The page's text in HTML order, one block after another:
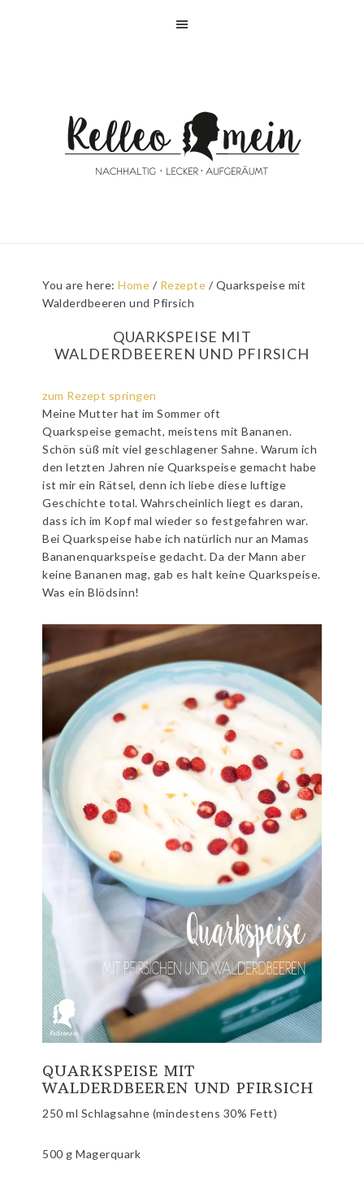
You are here:Home / Rezepte / Quarkspeise mit
Walderdbeeren und Pfirsich
QUARKSPEISE MIT
WALDERDBEEREN UND PFIRSICH
zum Rezept springen
Meine Mutter hat im Sommer oft
Quarkspeise gemacht, meistens mit Bananen.
Schön süß mit viel geschlagener Sahne. Warum ich
den letzten Jahren nie Quarkspeise gemacht habe
ist mir ein Rätsel, denn ich liebe diese luftige
Geschichte total. Wahrscheinlich liegt es daran,
dass ich im Kopf mal wieder so festgefahren war.
Bei Quarkspeise habe ich natürlich nur an Mamas
Bananenquarkspeise gedacht. Da der Mann aber
keine Bananen mag, gab es halt keine Quarkspeise.
Was ein Blödsinn!
QUARKSPEISE MIT
WALDERDBEEREN UND PFIRSICH
250 ml Schlagsahne (mindestens 30% Fett)
500 g Magerquark